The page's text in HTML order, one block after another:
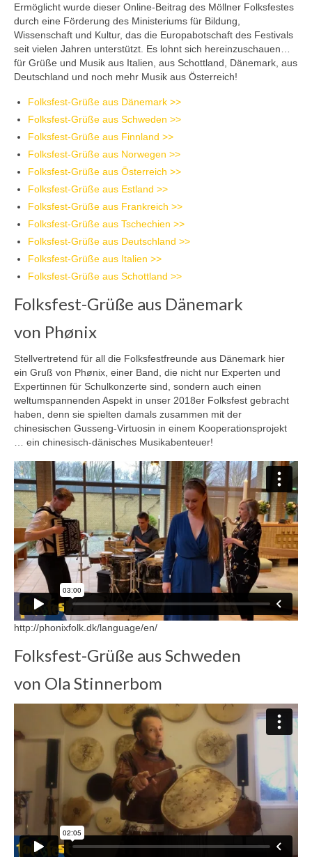
Ermöglicht wurde dieser Online-Beitrag des Möllner Folksfestes
durch eine Förderung des Ministeriums für Bildung,
Wissenschaft und Kultur, das die Europabotschaft des Festivals
seit vielen Jahren unterstützt. Es lohnt sich hereinzuschauen…
für Grüße und Musik aus Italien, aus Schottland, Dänemark, aus
Deutschland und noch mehr Musik aus Österreich!
Folksfest-Grüße aus Dänemark >>
Folksfest-Grüße aus Schweden >>
Folksfest-Grüße aus Finnland >>
Folksfest-Grüße aus Norwegen >>
Folksfest-Grüße aus Österreich >>
Folksfest-Grüße aus Estland >>
Folksfest-Grüße aus Frankreich >>
Folksfest-Grüße aus Tschechien >>
Folksfest-Grüße aus Deutschland >>
Folksfest-Grüße aus Italien >>
Folksfest-Grüße aus Schottland >>
Folksfest-Grüße aus Dänemark
von Phønix
Stellvertretend für all die Folksfestfreunde aus Dänemark hier
ein Gruß von Phønix, einer Band, die nicht nur Experten und
Expertinnen für Schulkonzerte sind, sondern auch einen
weltumspannenden Aspekt in unser 2018er Folksfest gebracht
haben, denn sie spielten damals zusammen mit der
chinesischen Gusseng-Virtuosin in einem Kooperationsprojekt
… ein chinesisch-dänisches Musikabenteuer!
http://phonixfolk.dk/language/en/
Folksfest-Grüße aus Schweden
von Ola Stinnerbom